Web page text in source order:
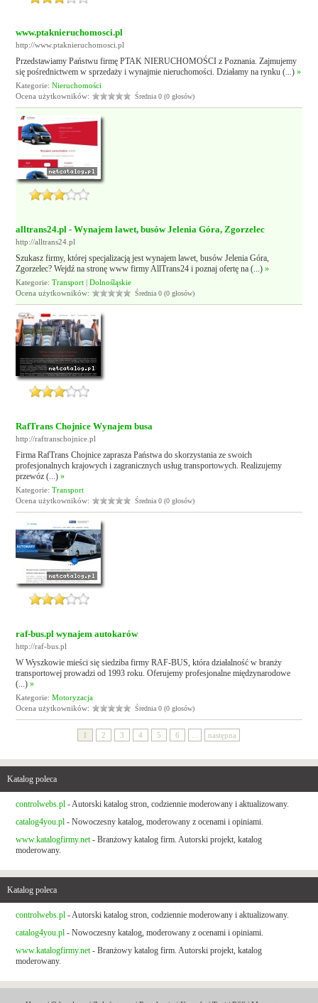
www.ptaknieruchomosci.pl
http://www.ptaknieruchomosci.pl
Przedstawiamy Państwu firmę PTAK NIERUCHOMOŚCI z Poznania. Zajmujemy
się pośrednictwem w sprzedaży i wynajmie nieruchomości. Działamy na rynku (...)»
Kategorie:Nieruchomości
Ocena użytkowników:
Średnia 0 (0 głosów)
alltrans24.pl - Wynajem lawet, busów Jelenia Góra, Zgorzelec
http://alltrans24.pl
Szukasz firmy, której specjalizacją jest wynajem lawet, busów Jelenia Góra,
Zgorzelec? Wejdź na stronę www firmy AllTrans24 i poznaj ofertę na (...)»
Kategorie:Transport |Dolnośląskie
Ocena użytkowników:
Średnia 0 (0 głosów)
RafTrans Chojnice Wynajem busa
http://raftranschojnice.pl
Firma RafTrans Chojnice zaprasza Państwa do skorzystania ze swoich
profesjonalnych krajowych i zagranicznych usług transportowych. Realizujemy
przewóz (...)»
Kategorie:Transport
Ocena użytkowników:
Średnia 0 (0 głosów)
raf-bus.pl wynajem autokarów
http://raf-bus.pl
W Wyszkowie mieści się siedziba firmy RAF-BUS, która działalność w branży
transportowej prowadzi od 1993 roku. Oferujemy profesjonalne międzynarodowe
(...)»
Kategorie:Motoryzacja
Ocena użytkowników:
Średnia 0 (0 głosów)
1 2 3 4 5 6 następna
Katalog poleca
controlwebs.pl - Autorski katalog stron, codziennie moderowany i aktualizowany.
catalog4you.pl - Nowoczesny katalog, moderowany z ocenami i opiniami.
www.katalogfirmy.net - Branżowy katalog firm. Autorski projekt, katalog
moderowany.
Katalog poleca
controlwebs.pl - Autorski katalog stron, codziennie moderowany i aktualizowany.
catalog4you.pl - Nowoczesny katalog, moderowany z ocenami i opiniami.
www.katalogfirmy.net - Branżowy katalog firm. Autorski projekt, katalog
moderowany.